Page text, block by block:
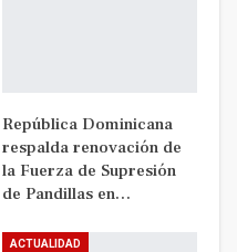
República Dominicana
respalda renovación de
la Fuerza de Supresión
de Pandillas en…
ACTUALIDAD